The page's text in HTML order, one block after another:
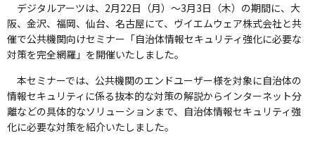
デジタルアーツは、2月22日（月）～3月3日（木）の期間に、大
阪、金沢、福岡、仙台、名古屋にて、ヴイエムウェア株式会社と共
催で公共機関向けセミナー「自治体情報セキュリティ強化に必要な
対策を完全網羅」を開催いたしました。
本セミナーでは、公共機関のエンドユーザー様を対象に自治体の
情報セキュリティに係る抜本的な対策の解説からインターネット分
離などの具体的なソリューションまで、自治体情報セキュリティ強
化に必要な対策を紹介いたしました。